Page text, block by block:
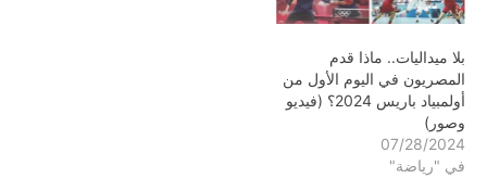
بلا ميداليات.. ماذا قدم
المصريون في اليوم الأول من
أولمبياد باريس 2024؟ (فيديو
وصور)
07/28/2024
في "رياضة"